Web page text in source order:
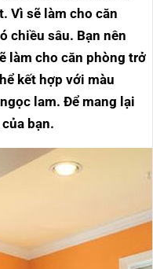
Vì sẽ làm cho căn
chiều sâu. Bạn nên
làm cho căn phòng trở
kết hợp với màu
lam. Để mang lại
bạn.